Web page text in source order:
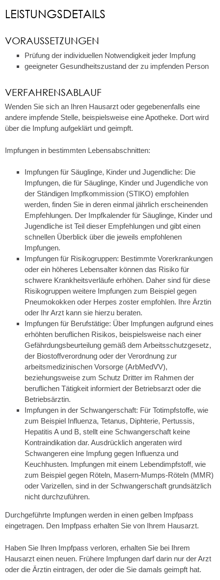
LEISTUNGSDETAILS
VORAUSSETZUNGEN
Prüfung der individuellen Notwendigkeit jeder Impfung
geeigneter Gesundheitszustand der zu impfenden Person
VERFAHRENSABLAUF
Wenden Sie sich an Ihren Hausarzt oder gegebenenfalls eine
andere impfende Stelle, beispielsweise eine Apotheke. Dort wird
über die Impfung aufgeklärt und geimpft.
Impfungen in bestimmten Lebensabschnitten:
Impfungen für Säuglinge, Kinder und Jugendliche: Die
Impfungen, die für Säuglinge, Kinder und Jugendliche von
der Ständigen Impfkommission (STIKO) empfohlen
werden, finden Sie in deren einmal jährlich erscheinenden
Empfehlungen. Der Impfkalender für Säuglinge, Kinder und
Jugendliche ist Teil dieser Empfehlungen und gibt einen
schnellen Überblick über die jeweils empfohlenen
Impfungen.
Impfungen für Risikogruppen: Bestimmte Vorerkrankungen
oder ein höheres Lebensalter können das Risiko für
schwere Krankheitsverläufe erhöhen. Daher sind für diese
Risikogruppen weitere Impfungen zum Beispiel gegen
Pneumokokken oder Herpes zoster empfohlen. Ihre Ärztin
oder Ihr Arzt kann sie hierzu beraten.
Impfungen für Berufstätige: Über Impfungen aufgrund eines
erhöhten beruflichen Risikos, beispielsweise nach einer
Gefährdungsbeurteilung gemäß dem Arbeitsschutzgesetz,
der Biostoffverordnung oder der Verordnung zur
arbeitsmedizinischen Vorsorge (ArbMedVV),
beziehungsweise zum Schutz Dritter im Rahmen der
beruflichen Tätigkeit informiert der Betriebsarzt oder die
Betriebsärztin.
Impfungen in der Schwangerschaft: Für Totimpfstoffe, wie
zum Beispiel Influenza, Tetanus, Diphterie, Pertussis,
Hepatitis A und B, stellt eine Schwangerschaft keine
Kontraindikation dar. Ausdrücklich angeraten wird
Schwangeren eine Impfung gegen Influenza und
Keuchhusten. Impfungen mit einem Lebendimpfstoff, wie
zum Beispiel gegen Röteln, Masern-Mumps-Röteln (MMR)
oder Varizellen, sind in der Schwangerschaft grundsätzlich
nicht durchzuführen.
Durchgeführte Impfungen werden in einen gelben Impfpass
eingetragen. Den Impfpass erhalten Sie von Ihrem Hausarzt.
Haben Sie Ihren Impfpass verloren, erhalten Sie bei Ihrem
Hausarzt einen neuen. Frühere Impfungen darf darin nur der Arzt
oder die Ärztin eintragen, der oder die Sie damals geimpft hat.